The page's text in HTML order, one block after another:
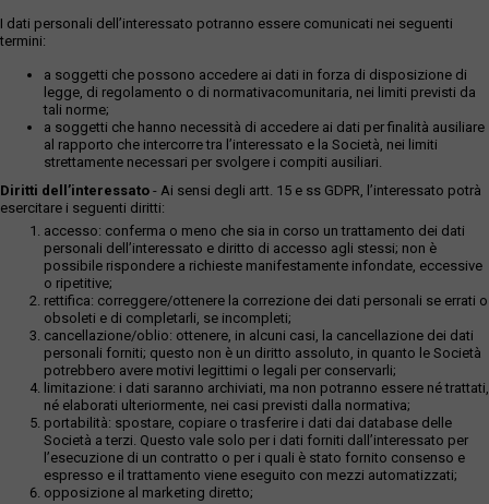
I dati personali dell’interessato potranno essere comunicati nei seguenti
termini:
a soggetti che possono accedere ai dati in forza di disposizione di
legge, di regolamento o di normativacomunitaria, nei limiti previsti da
tali norme;
a soggetti che hanno necessità di accedere ai dati per finalità ausiliare
al rapporto che intercorre tra l’interessato e la Società, nei limiti
strettamente necessari per svolgere i compiti ausiliari.
Diritti dell’interessato - Ai sensi degli artt. 15 e ss GDPR, l’interessato potrà
esercitare i seguenti diritti:
accesso: conferma o meno che sia in corso un trattamento dei dati
personali dell’interessato e diritto di accesso agli stessi; non è
possibile rispondere a richieste manifestamente infondate, eccessive
o ripetitive;
rettifica: correggere/ottenere la correzione dei dati personali se errati o
obsoleti e di completarli, se incompleti;
cancellazione/oblio: ottenere, in alcuni casi, la cancellazione dei dati
personali forniti; questo non è un diritto assoluto, in quanto le Società
potrebbero avere motivi legittimi o legali per conservarli;
limitazione: i dati saranno archiviati, ma non potranno essere né trattati,
né elaborati ulteriormente, nei casi previsti dalla normativa;
portabilità: spostare, copiare o trasferire i dati dai database delle
Società a terzi. Questo vale solo per i dati forniti dall’interessato per
l’esecuzione di un contratto o per i quali è stato fornito consenso e
espresso e il trattamento viene eseguito con mezzi automatizzati;
opposizione al marketing diretto;